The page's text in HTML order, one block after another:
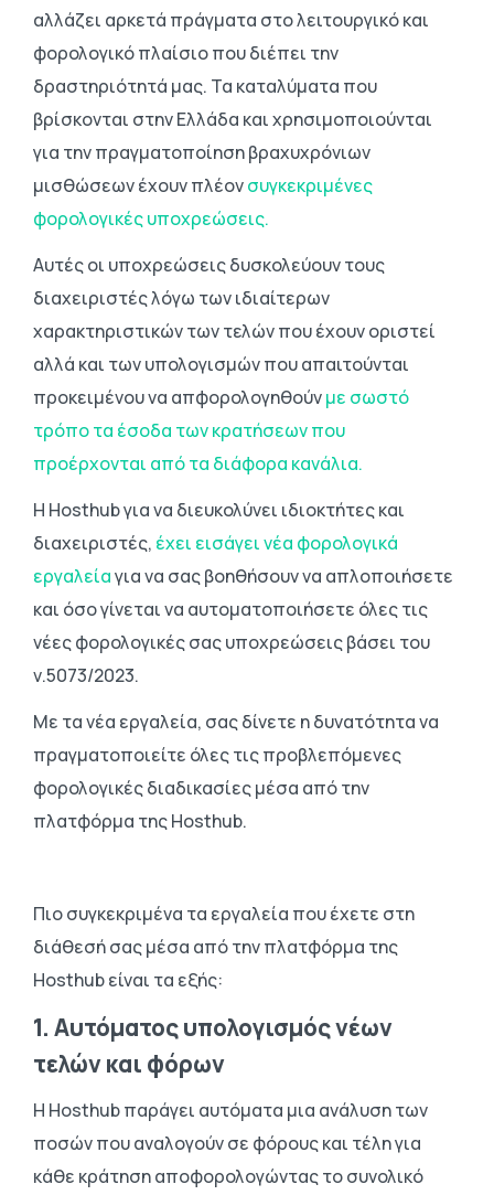
αλλάζει αρκετά πράγματα στο λειτουργικό και
φορολογικό πλαίσιο που διέπει την
δραστηριότητά μας. Τα καταλύματα που
βρίσκονται στην Ελλάδα και χρησιμοποιούνται
για την πραγματοποίηση βραχυχρόνιων
μισθώσεων έχουν πλέονσυγκεκριμένες
φορολογικές υποχρεώσεις.
Αυτές οι υποχρεώσεις δυσκολεύουν τους
διαχειριστές λόγω των ιδιαίτερων
χαρακτηριστικών των τελών που έχουν οριστεί
αλλά και των υπολογισμών που απαιτούνται
προκειμένου να απφορολογηθούνμε σωστό
τρόπο τα έσοδα των κρατήσεων που
προέρχονται από τα διάφορα κανάλια.
Η Hosthub για να διευκολύνει ιδιοκτήτες και
διαχειριστές, έχει εισάγει νέα φορολογικά
εργαλείαγια να σας βοηθήσουν να απλοποιήσετε
και όσο γίνεται να αυτοματοποιήσετε όλες τις
νέες φορολογικές σας υποχρεώσεις βάσει του
ν.5073/2023.
Με τα νέα εργαλεία, σας δίνετε η δυνατότητα να
πραγματοποιείτε όλες τις προβλεπόμενες
φορολογικές διαδικασίες μέσα από την
πλατφόρμα της Hosthub.
Πιο συγκεκριμένα τα εργαλεία που έχετε στη
διάθεσή σας μέσα από την πλατφόρμα της
Hosthub είναι τα εξής:
1. Αυτόματος υπολογισμός νέων
τελών και φόρων
Η Hosthub παράγει αυτόματα μια ανάλυση των
ποσών που αναλογούν σε φόρους και τέλη για
κάθε κράτηση αποφορολογώντας το συνολικό